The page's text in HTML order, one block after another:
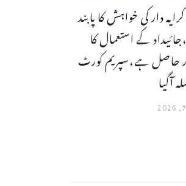
دار کی خواہش کا پابند
کے استعمال کا
حاصل ہے،سپریم کورٹ
آگیا